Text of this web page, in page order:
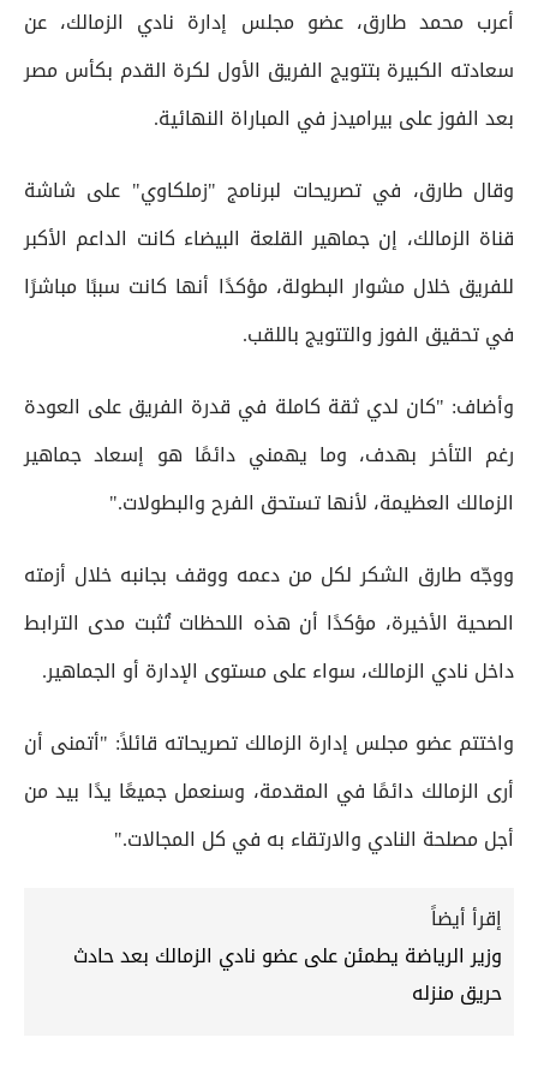
أعرب محمد طارق، عضو مجلس إدارة نادي الزمالك، عن
سعادته الكبيرة بتتويج الفريق الأول لكرة القدم بكأس مصر
بعد الفوز على بيراميدز في المباراة النهائية.
وقال طارق، في تصريحات لبرنامج "زملكاوي" على شاشة
قناة الزمالك، إن جماهير القلعة البيضاء كانت الداعم الأكبر
للفريق خلال مشوار البطولة، مؤكدًا أنها كانت سببًا مباشرًا
في تحقيق الفوز والتتويج باللقب.
وأضاف: "كان لدي ثقة كاملة في قدرة الفريق على العودة
رغم التأخر بهدف، وما يهمني دائمًا هو إسعاد جماهير
الزمالك العظيمة، لأنها تستحق الفرح والبطولات."
ووجّه طارق الشكر لكل من دعمه ووقف بجانبه خلال أزمته
الصحية الأخيرة، مؤكدًا أن هذه اللحظات تُثبت مدى الترابط
داخل نادي الزمالك، سواء على مستوى الإدارة أو الجماهير.
واختتم عضو مجلس إدارة الزمالك تصريحاته قائلاً: "أتمنى أن
أرى الزمالك دائمًا في المقدمة، وسنعمل جميعًا يدًا بيد من
أجل مصلحة النادي والارتقاء به في كل المجالات."
إقرأ أيضاً
وزير الرياضة يطمئن على عضو نادي الزمالك بعد حادث
حريق منزله